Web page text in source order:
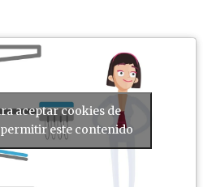
aceptar cookies de
este contenido